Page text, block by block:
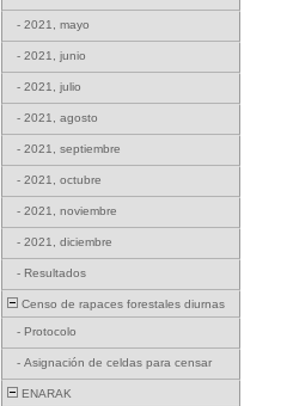
- 2021, mayo
- 2021, junio
- 2021, julio
- 2021, agosto
- 2021, septiembre
- 2021, octubre
- 2021, noviembre
- 2021, diciembre
- Resultados
Censo de rapaces forestales diurnas
- Protocolo
- Asignación de celdas para censar
ENARAK